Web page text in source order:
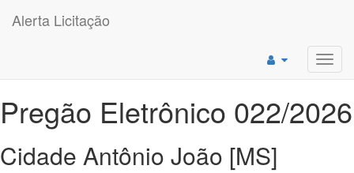
Alerta Licitação
Pregão Eletrônico 022/2026
Cidade Antônio João [MS]